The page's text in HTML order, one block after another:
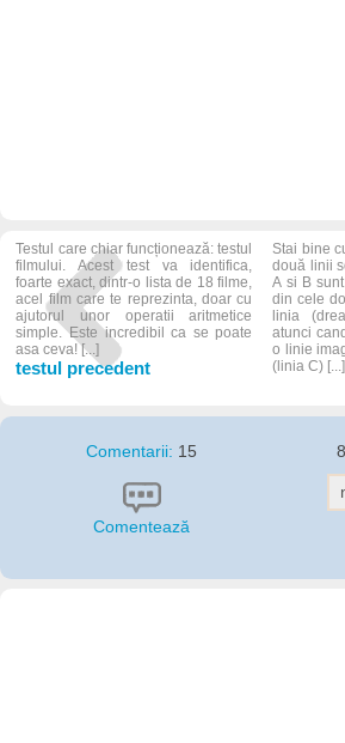
Testul care chiar funcționează: testul
filmului. Acest test va identifica,
foarte exact, dintr-o lista de 18 filme,
acel film care te reprezinta, doar cu
ajutorul unor operatii aritmetice
simple. Este incredibil ca se poate
asa ceva! [...]
testul precedent
Stai bine
două linii
A si B
din cele
linia
atunci
o linie
(linia C) [...]
Comentarii: 15
Comentează